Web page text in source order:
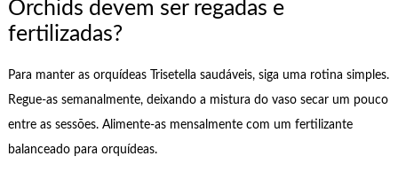
Orchids devem ser regadas e
fertilizadas?
Para manter as orquídeas Trisetella saudáveis, siga uma rotina simples.
Regue-as semanalmente, deixando a mistura do vaso secar um pouco
entre as sessões. Alimente-as mensalmente com um fertilizante
balanceado para orquídeas.